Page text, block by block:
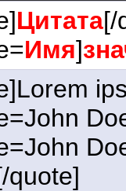
Цитата[/
Имя]
quote]